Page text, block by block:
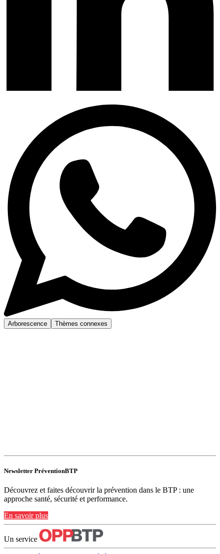
Arborescence Thèmes connexes
Newsletter PréventionBTP
Découvrez et faites découvrir la prévention dans le BTP : une
approche santé, sécurité et performance.
En savoir plus
Un service